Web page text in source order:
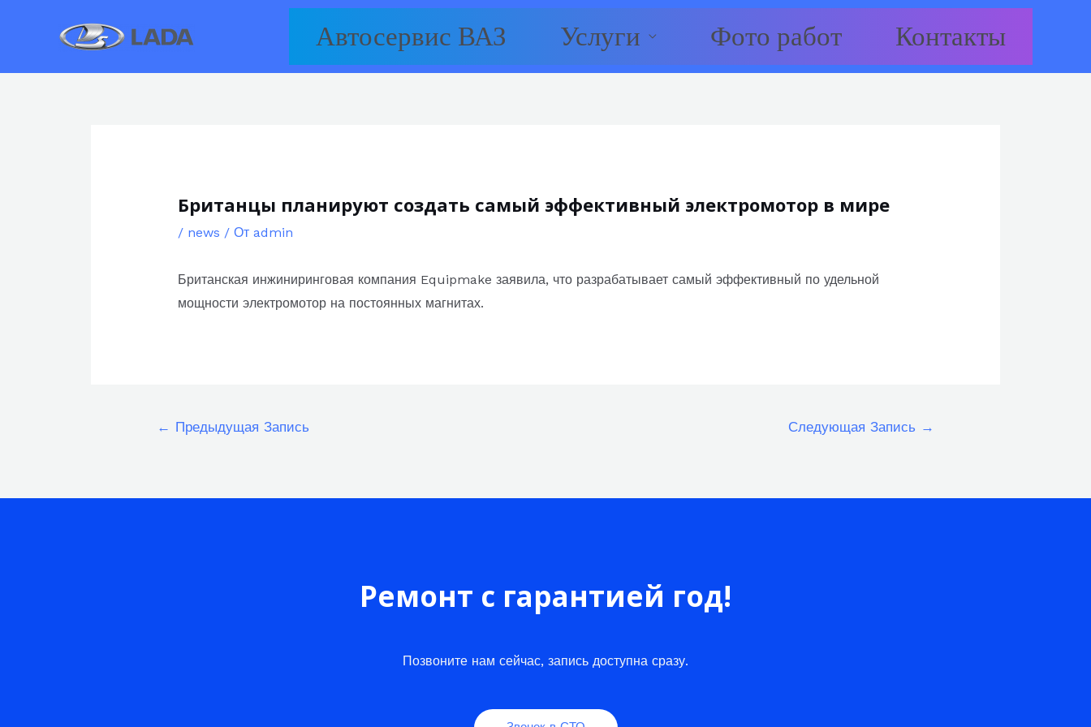
Автосервис ВАЗ Услуги Фото работ Контакты
Британцы планируют создать самый эффективный электромотор в мире
/ news / От admin
Британская инжиниринговая компания Equipmake заявила, что разрабатывает самый эффективный по удельной
мощности электромотор на постоянных магнитах.
Навигация
← Предыдущая Запись Следующая Запись →
Ремонт с гарантией год!
Позвоните нам сейчас, запись доступна сразу.